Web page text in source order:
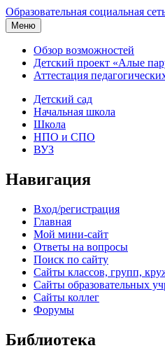
Образовательная социальная
Меню
Обзор возможностей
Детский проект «Алые
Аттестация
Детский сад
Начальная школа
Школа
НПО и СПО
ВУЗ
Навигация
Вход/регистрация
Главная
Мой мини-сайт
Ответы на вопросы
Поиск по сайту
Сайты классов, групп,
Сайты образовательных
Сайты коллег
Форумы
Библиотека